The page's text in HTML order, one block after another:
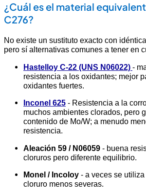
¿Cuál es el material
C276?
No existe un sustituto exacto con
pero sí alternativas comunes a tener en
Hastelloy C-22 (UNS N06022) -
resistencia a los oxidantes; mejor
oxidantes fuertes.
Inconel 625 - Resistencia a la
muchos ambientes clorados, pero
contenido de Mo/W; a menudo
resistencia.
Aleación 59 / N06059 - buena
cloruros pero diferente equilibrio.
Monel / Incoloy - a veces se
cloruro menos severas.